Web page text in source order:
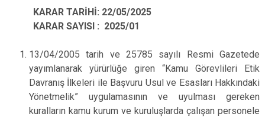
KARAR TARİHİ: 22/05/2025
KARAR SAYISI : 2025/01
13/04/2005 tarih ve 25785 sayılı Resmi Gazetede
yayımlanarak yürürlüğe giren “Kamu Görevlileri Etik
Davranış İlkeleri ile Başvuru Usul ve Esasları Hakkındaki
Yönetmelik” uygulamasının ve uyulması gereken
kuralların kamu kurum ve kuruluşlarda çalışan personele